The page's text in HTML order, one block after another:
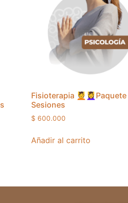
Fisioterapia
Sesiones
$ 600.000
Añadir al carrito